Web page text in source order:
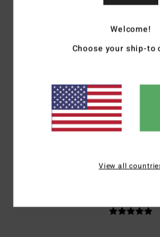
3/5
22. maggio 2026
Mi aspettavo un cotone più pesante
Mostra originale - Français
Welcome!
Choose your ship-to
View all